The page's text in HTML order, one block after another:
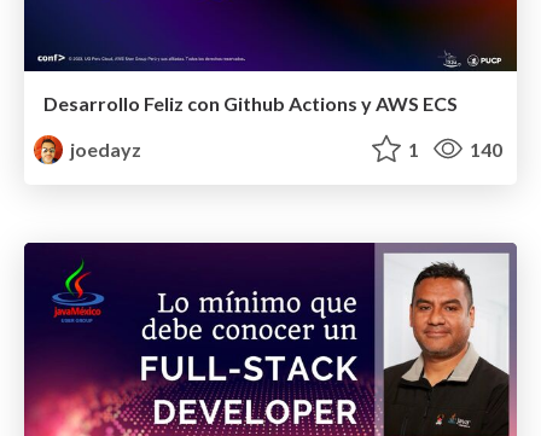
Desarrollo Feliz con Github Actions y AWS ECS
joedayz
1 140